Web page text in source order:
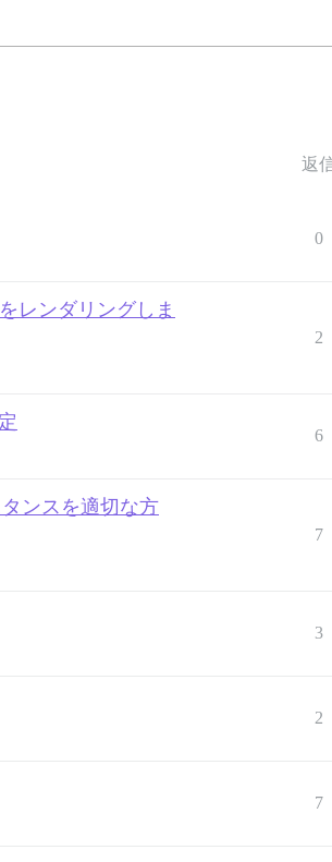
返
0
レンダリングしま
2
6
ンスを適切な方
7
3
2
7